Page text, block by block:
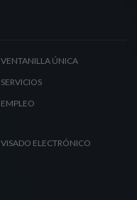
VENTANILLA ÚNICA
SERVICIOS
EMPLEO
VISADO ELECTRÓNICO